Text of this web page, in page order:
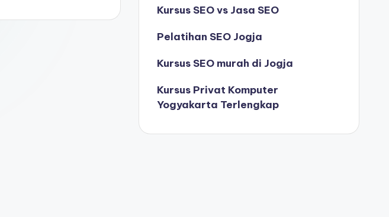
Kursus SEO vs Jasa SEO
Pelatihan SEO Jogja
Kursus SEO murah di Jogja
Kursus Privat Komputer
Yogyakarta Terlengkap